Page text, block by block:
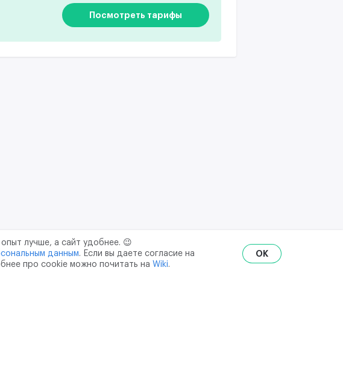
Посмотреть тарифы
лучше, а сайт удобнее. 😉
данным. Если вы даете согласие на
про cookie можно почитать на Wiki.
OK